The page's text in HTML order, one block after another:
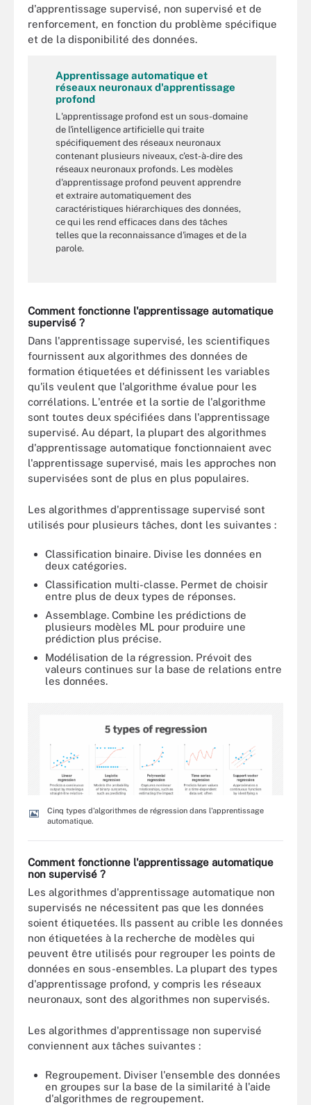
d'apprentissage supervisé, non supervisé et de
renforcement, en fonction du problème spécifique
et de la disponibilité des données.
Apprentissage automatique et
réseaux neuronaux d'apprentissage
profond
L'apprentissage profond est un sous-domaine
de l'intelligence artificielle qui traite
spécifiquement des réseaux neuronaux
contenant plusieurs niveaux, c'est-à-dire des
réseaux neuronaux profonds. Les modèles
d'apprentissage profond peuvent apprendre
et extraire automatiquement des
caractéristiques hiérarchiques des données,
ce qui les rend efficaces dans des tâches
telles que la reconnaissance d'images et de la
parole.
Comment fonctionne l'apprentissage automatique
supervisé ?
Dans l'apprentissage supervisé, les scientifiques
fournissent aux algorithmes des données de
formation étiquetées et définissent les variables
qu'ils veulent que l'algorithme évalue pour les
corrélations. L'entrée et la sortie de l'algorithme
sont toutes deux spécifiées dans l'apprentissage
supervisé. Au départ, la plupart des algorithmes
d'apprentissage automatique fonctionnaient avec
l'apprentissage supervisé, mais les approches non
supervisées sont de plus en plus populaires.
Les algorithmes d'apprentissage supervisé sont
utilisés pour plusieurs tâches, dont les suivantes :
Classification binaire. Divise les données en
deux catégories.
Classification multi-classe. Permet de choisir
entre plus de deux types de réponses.
Assemblage. Combine les prédictions de
plusieurs modèles ML pour produire une
prédiction plus précise.
Modélisation de la régression. Prévoit des
valeurs continues sur la base de relations entre
les données.
Cinq types d'algorithmes de régression dans l'apprentissage
automatique.
Comment fonctionne l'apprentissage automatique
non supervisé ?
Les algorithmes d'apprentissage automatique non
supervisés ne nécessitent pas que les données
soient étiquetées. Ils passent au crible les données
non étiquetées à la recherche de modèles qui
peuvent être utilisés pour regrouper les points de
données en sous-ensembles. La plupart des types
d'apprentissage profond, y compris les réseaux
neuronaux, sont des algorithmes non supervisés.
Les algorithmes d'apprentissage non supervisé
conviennent aux tâches suivantes :
Regroupement. Diviser l'ensemble des données
en groupes sur la base de la similarité à l'aide
d'algorithmes de regroupement.